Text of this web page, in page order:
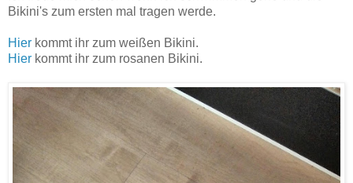
Bikini's zum ersten mal tragen werde.
Hier kommt ihr zum weißen Bikini.
Hier kommt ihr zum rosanen Bikini.